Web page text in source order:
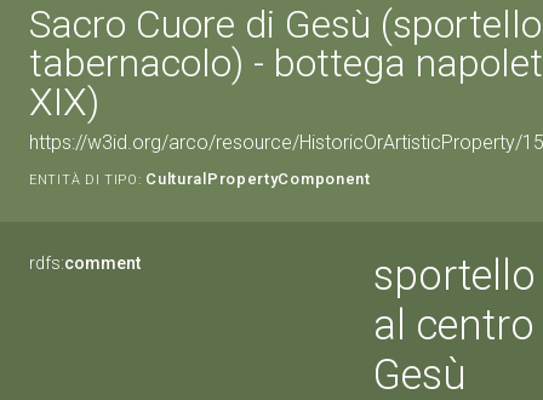
Sacro Cuore di Gesù
tabernacolo) - bottega
XIX)
https://w3id.org/arco/resource/HistoricOrArtisticProperty/
ENTITÀ DI TIPO: CulturalPropertyComponent
rdfs:comment
al
Gesù